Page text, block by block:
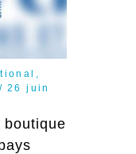
,
26 juin
boutique